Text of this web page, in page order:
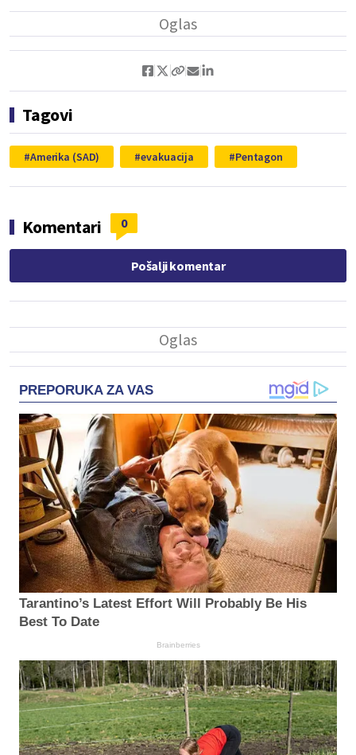
Tagovi
Amerika (SAD) evakuacija Pentagon
Komentari 0
Pošalji komentar
PREPORUKA ZA VAS
Tarantino’s Latest Effort Will Probably Be His
Best To Date
Brainberries